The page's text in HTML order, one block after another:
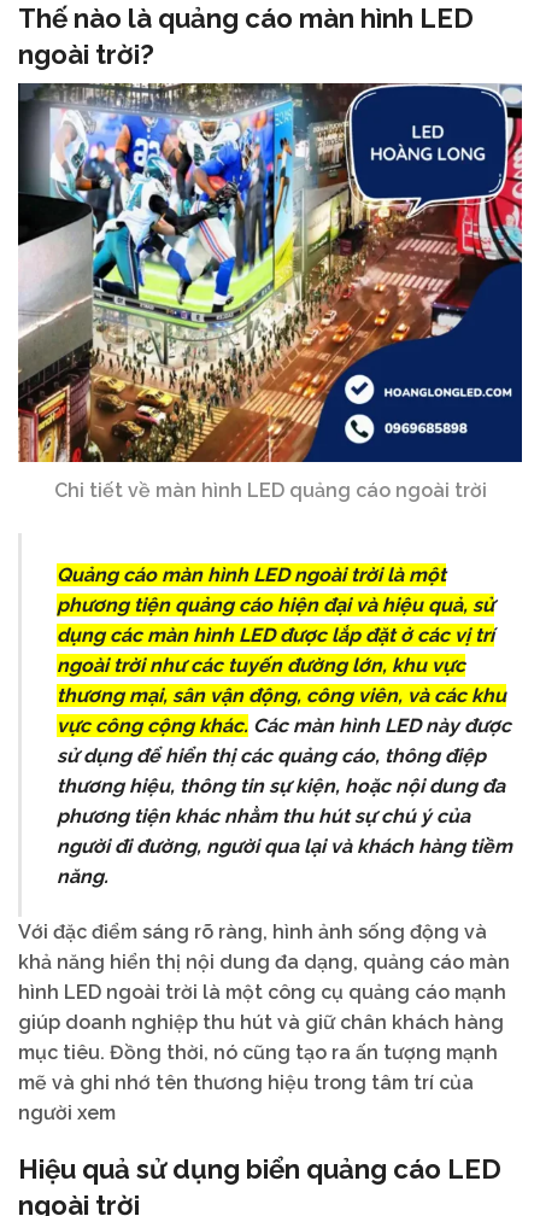
Thế nào là quảng cáo màn hình LED
ngoài trời?
Chi tiết về màn hình LED quảng cáo ngoài trời
Quảng cáo màn hình LED ngoài trời là một
phương tiện quảng cáo hiện đại và hiệu quả, sử
dụng các màn hình LED được lắp đặt ở các vị trí
ngoài trời như các tuyến đường lớn, khu vực
thương mại, sân vận động, công viên, và các khu
vực công cộng khác. Các màn hình LED này được
sử dụng để hiển thị các quảng cáo, thông điệp
thương hiệu, thông tin sự kiện, hoặc nội dung đa
phương tiện khác nhằm thu hút sự chú ý của
người đi đường, người qua lại và khách hàng tiềm
năng.
Với đặc điểm sáng rõ ràng, hình ảnh sống động và
khả năng hiển thị nội dung đa dạng, quảng cáo màn
hình LED ngoài trời là một công cụ quảng cáo mạnh
giúp doanh nghiệp thu hút và giữ chân khách hàng
mục tiêu. Đồng thời, nó cũng tạo ra ấn tượng mạnh
mẽ và ghi nhớ tên thương hiệu trong tâm trí của
người xem
Hiệu quả sử dụng biển quảng cáo LED
ngoài trời